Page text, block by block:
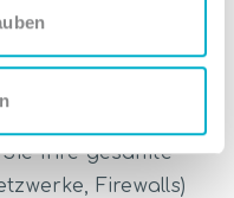
Code gesteuert
echte
Workflows:
Ihre gesamte
Firewalls)